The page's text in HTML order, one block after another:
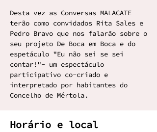
Desta vez as Conversas MALACATE
terão como convidados Rita Sales e
Pedro Bravo que nos falarão sobre o
seu projeto De Boca em Boca e do
espetáculo "Eu não sei se sei
contar!"- um espectáculo
participativo co-criado e
interpretado por habitantes do
Concelho de Mértola.
Horário e local